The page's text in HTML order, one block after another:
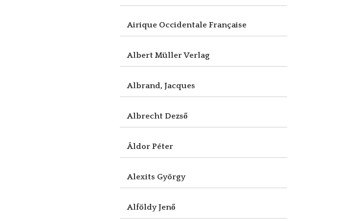
Airique Occidentale Française
Albert Müller Verlag
Albrand, Jacques
Albrecht Dezső
Áldor Péter
Alexits György
Alföldy Jenő